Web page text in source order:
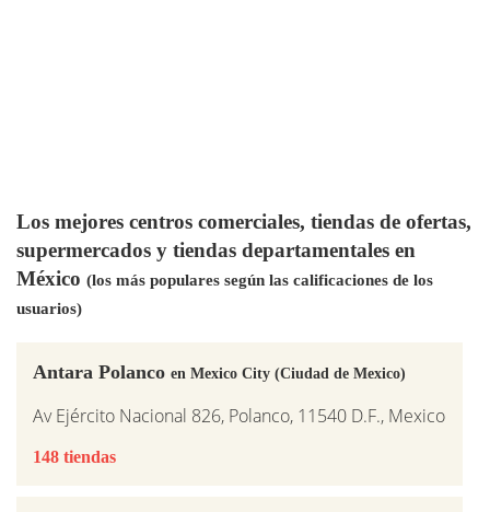
Los mejores centros comerciales, tiendas de ofertas,
supermercados y tiendas departamentales en
México (los más populares según las calificaciones de los
usuarios)
Antara Polanco en Mexico City (Ciudad de Mexico)
Av Ejército Nacional 826, Polanco, 11540 D.F., Mexico
148 tiendas